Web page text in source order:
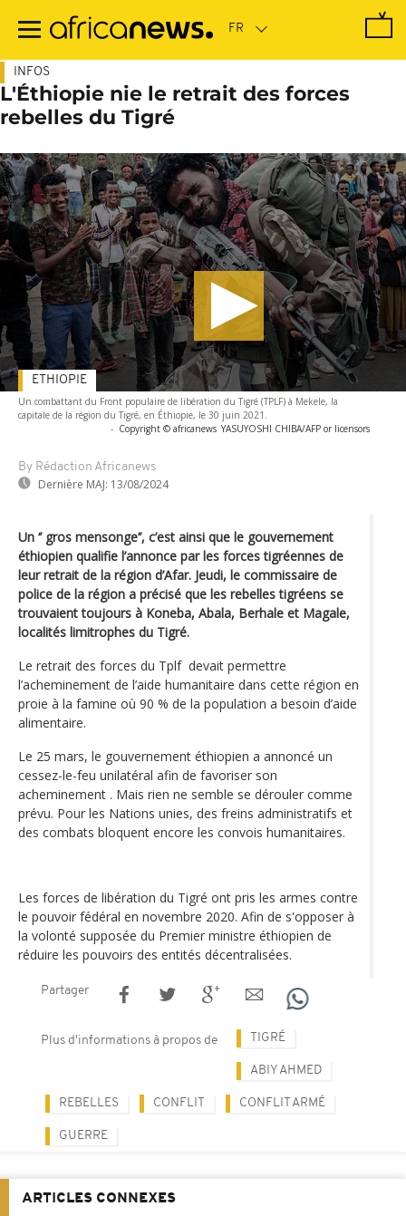
contenu
INFOS
L'Éthiopie nie le retrait des forces
rebelles du Tigré
Un combattant du Front populaire de libération du Tigré (TPLF) à Mekele, la
capitale de la région du Tigré, en Éthiopie, le 30 juin 2021.
- Copyright © africanews YASUYOSHI CHIBA/AFP or licensors
By Rédaction Africanews
Dernière MAJ: 13/08/2024
ETHIOPIE
Un ‘’ gros mensonge’’, c’est ainsi que le gouvernement
éthiopien qualifie l’annonce par les forces tigréennes de
leur retrait de la région d’Afar. Jeudi, le commissaire de
police de la région a précisé que les rebelles tigréens se
trouvaient toujours à Koneba, Abala, Berhale et Magale,
localités limitrophes du Tigré.
Le retrait des forces du Tplf devait permettre
l’acheminement de l’aide humanitaire dans cette région en
proie à la famine où 90 % de la population a besoin d’aide
alimentaire.
Le 25 mars, le gouvernement éthiopien a annoncé un
cessez-le-feu unilatéral afin de favoriser son
acheminement . Mais rien ne semble se dérouler comme
prévu. Pour les Nations unies, des freins administratifs et
des combats bloquent encore les convois humanitaires.
Les forces de libération du Tigré ont pris les armes contre
le pouvoir fédéral en novembre 2020. Afin de s'opposer à
la volonté supposée du Premier ministre éthiopien de
réduire les pouvoirs des entités décentralisées.
Partager
Plus d'informations à propos de TIGRÉ
ABIY AHMED
REBELLES CONFLIT CONFLIT ARMÉ
GUERRE
ARTICLES CONNEXES